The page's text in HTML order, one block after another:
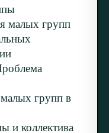
малых групп
групп в
и коллектива